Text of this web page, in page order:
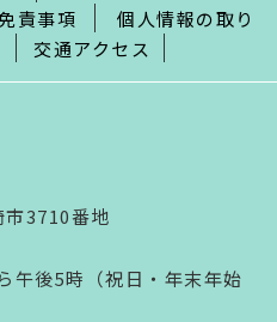
責事項
個人情報の取り
交通アクセス
3710番地
午後5時（祝日・年末年始